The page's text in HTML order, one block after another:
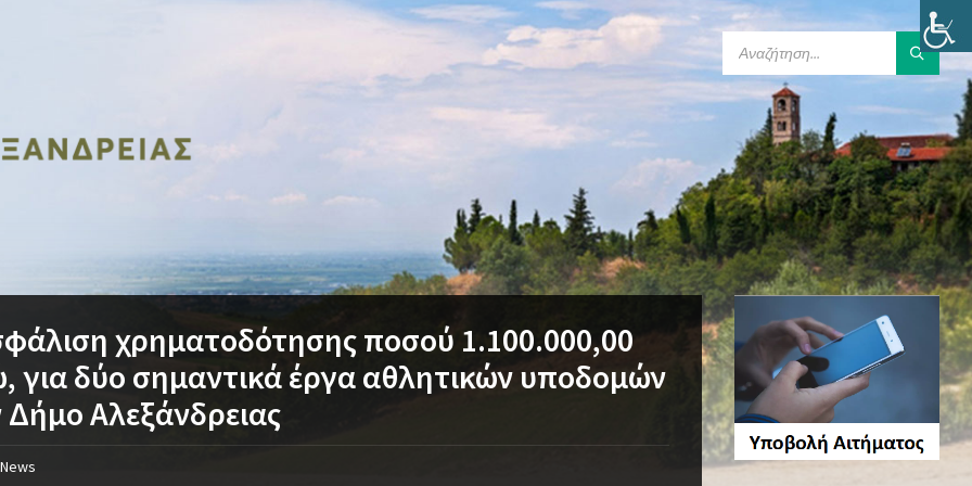
χρηματοδότησης ποσού 1.100.000,00
για δύο σημαντικά έργα αθλητικών υποδομών
Δήμο Αλεξάνδρειας
News